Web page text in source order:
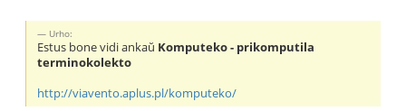
Urho:
Estus bone vidi ankaŭ Komputeko - prikomputila
terminokolekto
http://viavento.aplus.pl/komputeko/